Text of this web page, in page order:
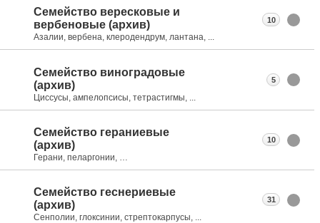
Семейство вересковые и
вербеновые (архив)
Азалии, вербена, клеродендрум, лантана, ...
10
Семейство виноградовые
(архив)
Циссусы, ампелопсисы, тетрастигмы, ...
5
Семейство гераниевые
(архив)
Герани, пеларгонии, …
10
Семейство геснериевые
(архив)
Сенполии, глоксинии, стрептокарпусы, ...
31